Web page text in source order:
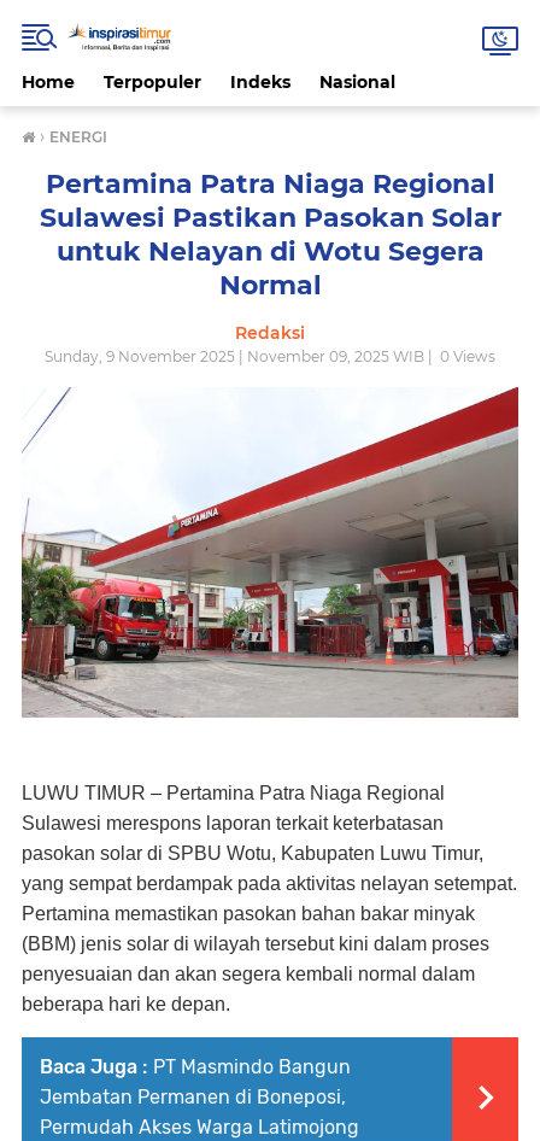
Home Terpopuler Indeks Nasional
› ENERGI
Pertamina Patra Niaga Regional
Sulawesi Pastikan Pasokan Solar
untuk Nelayan di Wotu Segera
Normal
Redaksi
Sunday, 9 November 2025 | November 09, 2025 WIB | 0 Views
LUWU TIMUR – Pertamina Patra Niaga Regional
Sulawesi merespons laporan terkait keterbatasan
pasokan solar di SPBU Wotu, Kabupaten Luwu Timur,
yang sempat berdampak pada aktivitas nelayan setempat.
Pertamina memastikan pasokan bahan bakar minyak
(BBM) jenis solar di wilayah tersebut kini dalam proses
penyesuaian dan akan segera kembali normal dalam
beberapa hari ke depan.
Baca Juga : PT Masmindo Bangun
Jembatan Permanen di Boneposi,
Permudah Akses Warga Latimojong